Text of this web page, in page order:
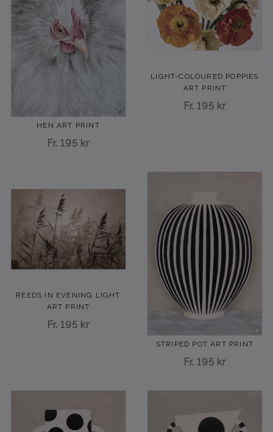
HEN ART PRINT
Fr. 195 kr
LIGHT-COLOURED POPPIES
ART PRINT
Fr. 195 kr
REEDS IN EVENING LIGHT
ART PRINT
Fr. 195 kr
STRIPED POT ART PRINT
Fr. 195 kr